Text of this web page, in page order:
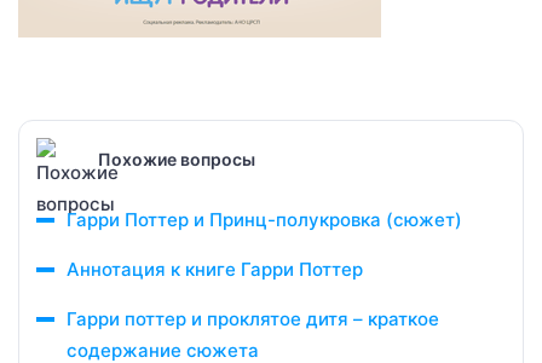
Похожие вопросы
Гарри Поттер и Принц-полукровка (сюжет)
Аннотация к книге Гарри Поттер
Гарри поттер и проклятое дитя – краткое
содержание сюжета